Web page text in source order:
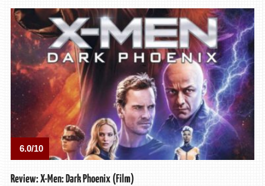
6.0/10
Review: X-Men: Dark Phoenix (Film)